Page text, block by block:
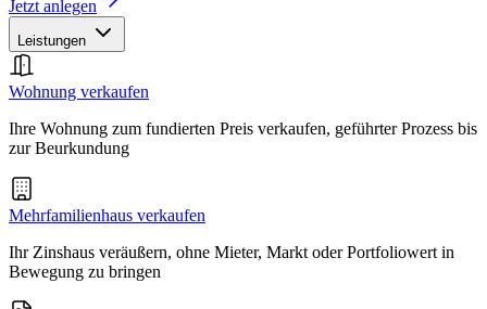
Jetzt anlegen
Leistungen
Wohnung verkaufen
Ihre Wohnung zum fundierten Preis verkaufen, geführter Prozess bis
zur Beurkundung
Mehrfamilienhaus verkaufen
Ihr Zinshaus veräußern, ohne Mieter, Markt oder Portfoliowert in
Bewegung zu bringen